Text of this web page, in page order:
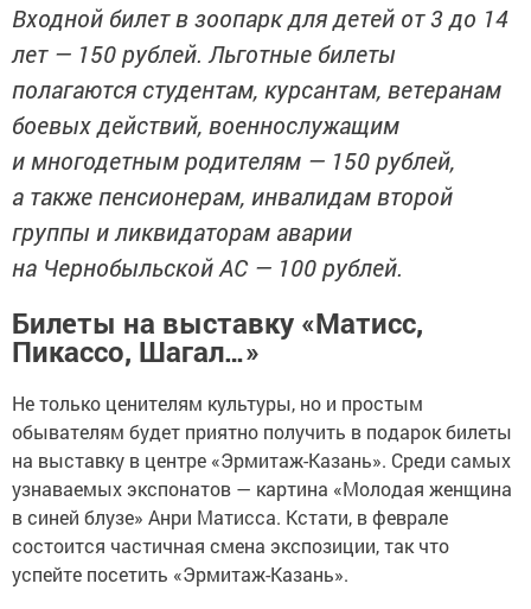
Входной билет в зоопарк для детей от 3 до 14
лет — 150 рублей. Льготные билеты
полагаются студентам, курсантам, ветеранам
боевых действий, военнослужащим
и многодетным родителям — 150 рублей,
а также пенсионерам, инвалидам второй
группы и ликвидаторам аварии
на Чернобыльской АС — 100 рублей.
Билеты на выставку «Матисс,
Пикассо, Шагал…»
Не только ценителям культуры, но и простым
обывателям будет приятно получить в подарок билеты
на выставку в центре «Эрмитаж-Казань». Среди самых
узнаваемых экспонатов — картина «Молодая женщина
в синей блузе» Анри Матисса. Кстати, в феврале
состоится частичная смена экспозиции, так что
успейте посетить «Эрмитаж-Казань».